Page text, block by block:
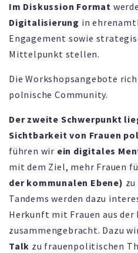
Im Diskussion Format
Digitalisierung in
Engagement sowie
Mittelpunkt stellen.
Die Workshopsangebote
polnische Community.
Der zweite Schwerpunkt
Sichtbarkeit von Frauen
führen wir ein digitales
mit dem Ziel, mehr Frauen
der kommunalen Ebene)
Tandems werden dazu
Herkunft mit Frauen aus
zusammengebracht. Dazu
Talk zu frauenpolitischen